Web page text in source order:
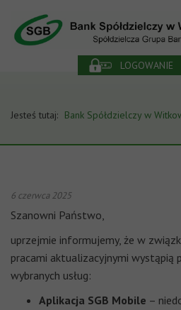
LOGOWANIE
Jesteś tutaj: Bank Spółdzielczy w
6 czerwca 2025
Szanowni Państwo,
uprzejmie informujemy, że w
pracami aktualizacyjnymi wystąpią
wybranych usług:
Aplikacja SGB Mobile –